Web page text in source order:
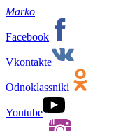
Marko
Facebook
Vkontakte
Odnoklassniki
Youtube